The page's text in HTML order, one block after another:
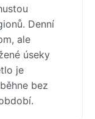
Denní
ale
úseky
je
bez